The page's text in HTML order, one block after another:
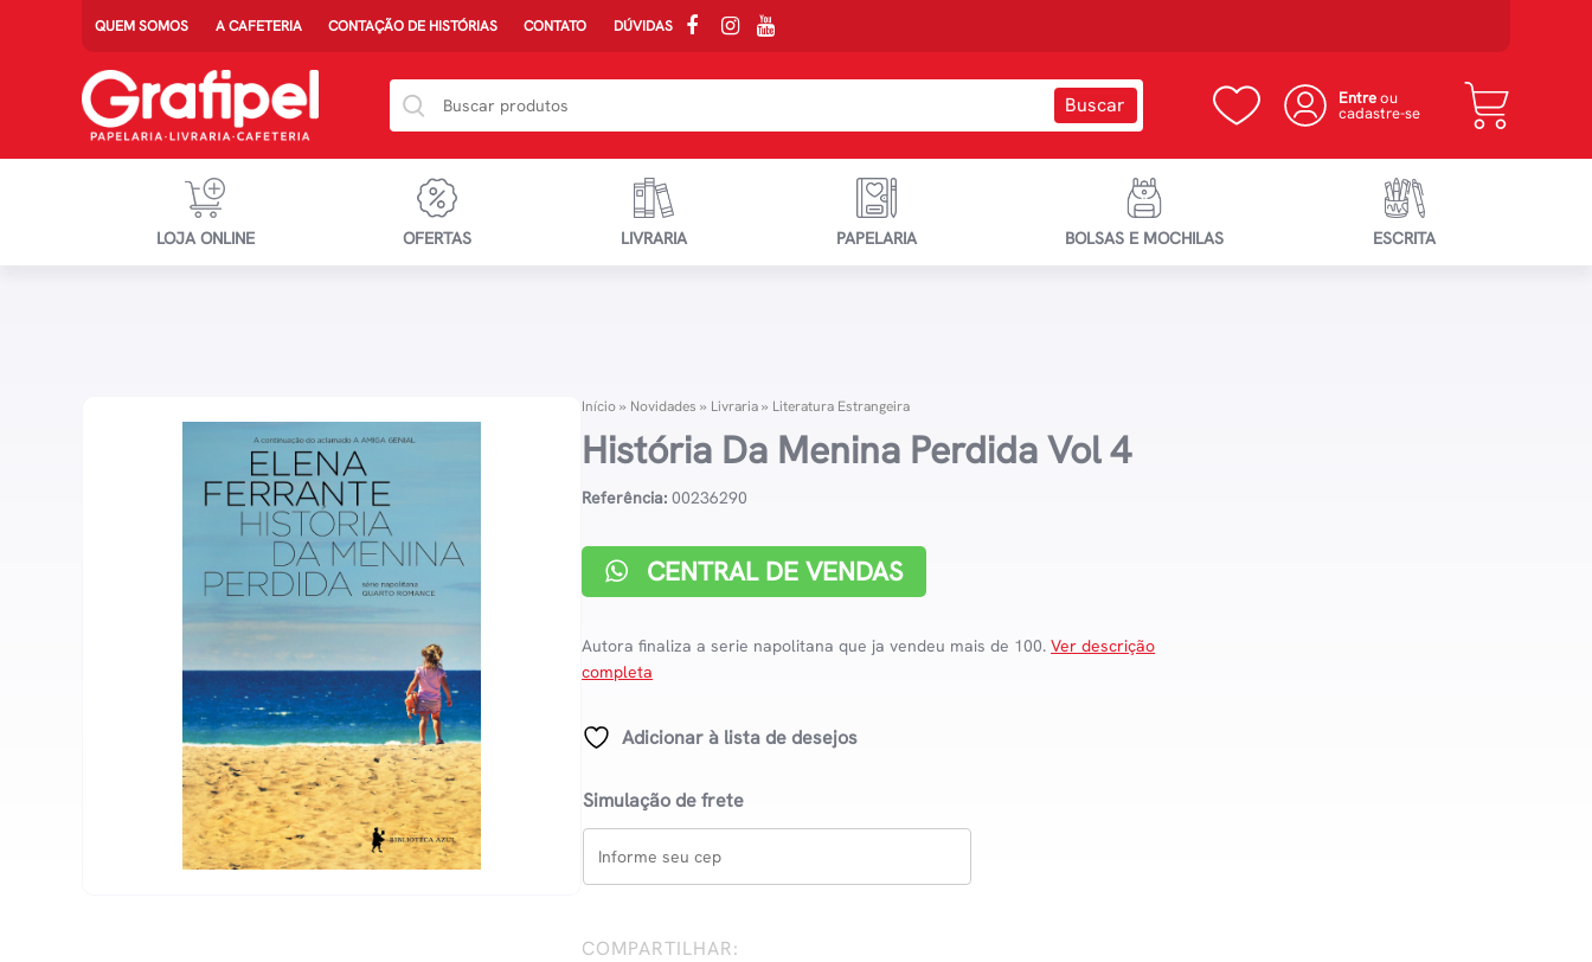
QUEM SOMOS A CAFETERIA CONTAÇÃO DE HISTÓRIAS CONTATO DÚVIDAS
Entreou
cadastre-se
LOJA ONLINE OFERTAS LIVRARIA PAPELARIA BOLSAS E MOCHILAS ESCRITA
Início» Novidades » Livraria» Literatura Estrangeira
História Da Menina Perdida Vol 4
Referência: 00236290
CENTRAL DE VENDAS
Autora finaliza a serie napolitana que ja vendeu mais de 100.Ver descrição
completa
Adicionar à lista de desejos
Simulação de frete
COMPARTILHAR: